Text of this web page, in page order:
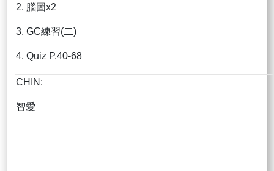
2. 腦圖x2
3. GC練習(二)
4. Quiz P.40-68
CHIN:
智愛